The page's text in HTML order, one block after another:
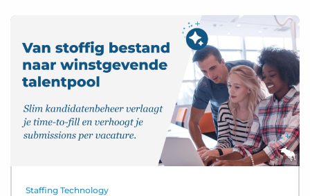
Staffing Technology